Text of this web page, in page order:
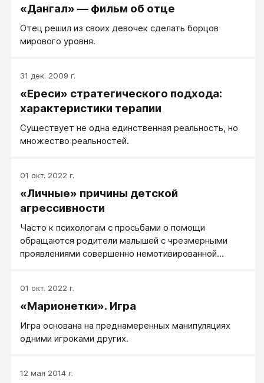
«Дангал» — фильм об отце
Отец решил из своих девочек сделать борцов
мирового уровня.
31 дек. 2009 г.
«Ереси» стратегического подхода:
характеристики терапии
Существует не одна единственная реальность, но
множество реальностей.
01 окт. 2022 г.
«Личные» причины детской
агрессивности
Часто к психологам с просьбами о помощи
обращаются родители малышей с чрезмерными
проявлениями совершенно немотивированной
01 окт. 2022 г.
«Марионетки». Игра
​Игра основана на преднамеренных манипуляциях
одними игроками других.
12 мая 2014 г.